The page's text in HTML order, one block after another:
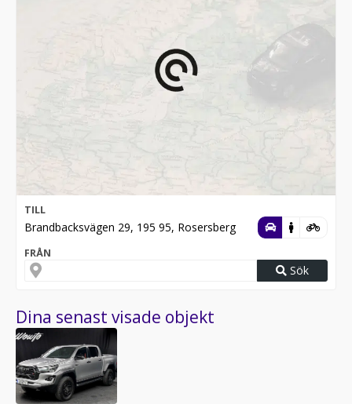
TILL
Brandbacksvägen 29, 195 95, Rosersberg
FRÅN
Sök
Dina senast visade objekt